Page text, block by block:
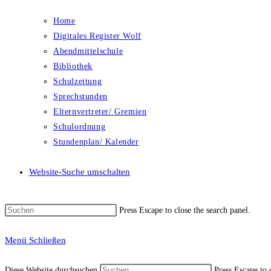
Home
Digitales Register Wolf
Abendmittelschule
Bibliothek
Schulzeitung
Sprechstunden
Elternvertreter/ Gremien
Schulordnung
Stundenplan/ Kalender
Website-Suche umschalten
Press Escape to close the search panel.
Menü Schließen